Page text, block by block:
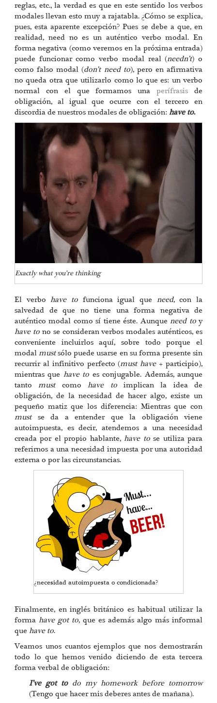
reglas, etc., la verdad es que en este sentido los verbos
modales llevan esto muy a rajatabla. ¿Cómo se explica,
pues, esta aparente excepción? Pues se debe a que, en
realidad, need no es un auténtico verbo modal. En
forma negativa (como veremos en la próxima entrada)
puede funcionar como verbo modal real (needn’t) o
como falso modal (don’t need to), pero en afirmativa
no queda otra que utilizarlo como lo que es: un verbo
normal con el que formamos unaperífrasisde
obligación, al igual que ocurre con el tercero en
discordia de nuestros modales de obligación:have to.
Exactly what you’re thinking
El verbohave to funciona igual que need, con la
salvedad de que no tiene una forma negativa de
auténtico modal como sí tiene éste. Aunqueneed toy
have tono se consideran verbos modales auténticos, es
conveniente incluirlos aquí, sobre todo porque el
modalmustsólo puede usarse en su forma presente sin
recurrir al infinitivo perfecto (must have+ participio),
mientras que have to es conjugable. Además, aunque
tantomustcomohave toimplican la idea de
obligación, de la necesidad de hacer algo, existe un
pequeño matiz que los diferencia: Mientras que con
mustse da a entender que la obligación viene
autoimpuesta, es decir, atendemos a una necesidad
creada por el propio hablante,have tose utiliza para
referirnos a una necesidad impuesta por una autoridad
externa o por las circunstancias.
¿necesidad autoimpuesta o condicionada?
Finalmente, en inglés británico es habitual utilizar la
forma have got to, que es además algo más informal
que have to.
Veamos unos cuantos ejemplos que nos demostrarán
todo lo que hemos venido diciendo de esta tercera
forma verbal de obligación:
I’ve got todo my homework before tomorrow
(Tengo que hacer mis deberes antes de mañana).